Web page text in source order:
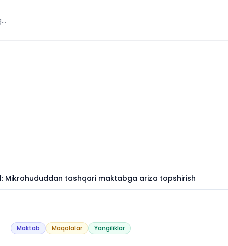
Mikrohududdan tashqari maktabga ariza topshirish
Maktab Maqolalar Yangiliklar